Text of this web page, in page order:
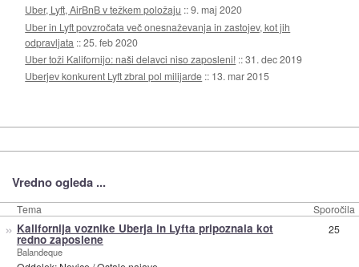
Uber, Lyft, AirBnB v težkem položaju ::9. maj 2020
Uber in Lyft povzročata več onesnaževanja in zastojev, kot jih
odpravljata ::25. feb 2020
Uber toži Kalifornijo: naši delavci niso zaposleni! ::31. dec 2019
Uberjev konkurent Lyft zbral pol milijarde :: 13. mar 2015
Vredno ogleda ...
Tema Sporočila
» Kalifornija voznike Uberja in Lyfta pripoznala kot
redno zaposlene
Balandeque
25